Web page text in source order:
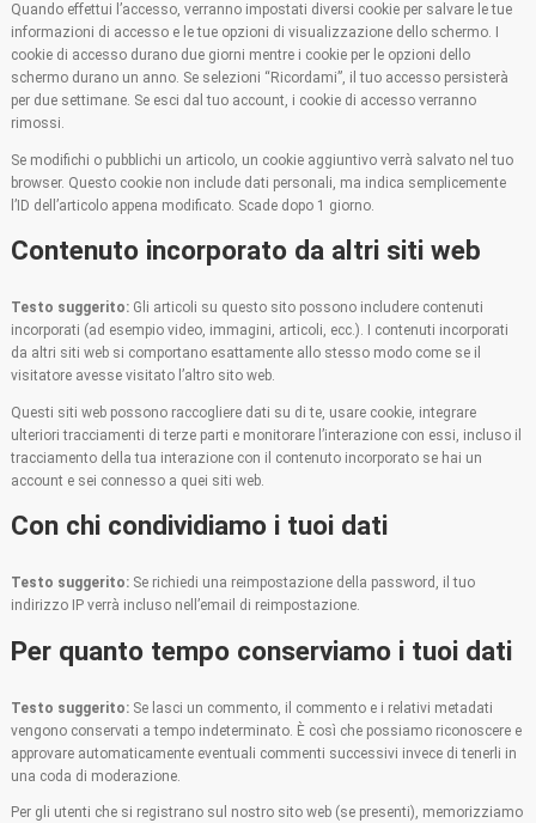
Quando effettui l’accesso, verranno impostati diversi cookie per salvare le tue
informazioni di accesso e le tue opzioni di visualizzazione dello schermo. I
cookie di accesso durano due giorni mentre i cookie per le opzioni dello
schermo durano un anno. Se selezioni “Ricordami”, il tuo accesso persisterà
per due settimane. Se esci dal tuo account, i cookie di accesso verranno
rimossi.
Se modifichi o pubblichi un articolo, un cookie aggiuntivo verrà salvato nel tuo
browser. Questo cookie non include dati personali, ma indica semplicemente
l’ID dell’articolo appena modificato. Scade dopo 1 giorno.
Contenuto incorporato da altri siti web
Testo suggerito: Gli articoli su questo sito possono includere contenuti
incorporati (ad esempio video, immagini, articoli, ecc.). I contenuti incorporati
da altri siti web si comportano esattamente allo stesso modo come se il
visitatore avesse visitato l’altro sito web.
Questi siti web possono raccogliere dati su di te, usare cookie, integrare
ulteriori tracciamenti di terze parti e monitorare l’interazione con essi, incluso il
tracciamento della tua interazione con il contenuto incorporato se hai un
account e sei connesso a quei siti web.
Con chi condividiamo i tuoi dati
Testo suggerito: Se richiedi una reimpostazione della password, il tuo
indirizzo IP verrà incluso nell’email di reimpostazione.
Per quanto tempo conserviamo i tuoi dati
Testo suggerito: Se lasci un commento, il commento e i relativi metadati
vengono conservati a tempo indeterminato. È così che possiamo riconoscere e
approvare automaticamente eventuali commenti successivi invece di tenerli in
una coda di moderazione.
Per gli utenti che si registrano sul nostro sito web (se presenti), memorizziamo